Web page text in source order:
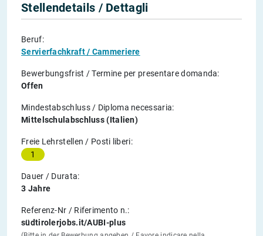
Stellendetails / Dettagli
Beruf:
Servierfachkraft / Cammeriere
Bewerbungsfrist / Termine per presentare domanda:
Offen
Mindestabschluss / Diploma necessaria:
Mittelschulabschluss (Italien)
Freie Lehrstellen / Posti liberi:
1
Dauer / Durata:
3 Jahre
Referenz-Nr / Riferimento n.:
südtirolerjobs.it/AUBI-plus